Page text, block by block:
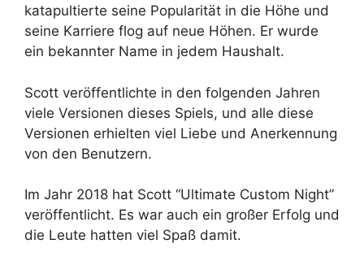
katapultierte seine Popularität in die Höhe und
seine Karriere flog auf neue Höhen. Er wurde
ein bekannter Name in jedem Haushalt.
Scott veröffentlichte in den folgenden Jahren
viele Versionen dieses Spiels, und alle diese
Versionen erhielten viel Liebe und Anerkennung
von den Benutzern.
Im Jahr 2018 hat Scott “Ultimate Custom Night”
veröffentlicht. Es war auch ein großer Erfolg und
die Leute hatten viel Spaß damit.